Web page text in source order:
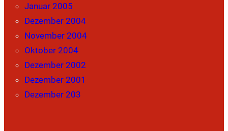
Januar 2005
Dezember 2004
November 2004
Oktober 2004
Dezember 2002
Dezember 2001
Dezember 203